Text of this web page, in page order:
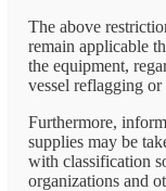
The above
remain applicable
the equipment,
vessel reflagging
Furthermore,
supplies may be
with classification
organizations and